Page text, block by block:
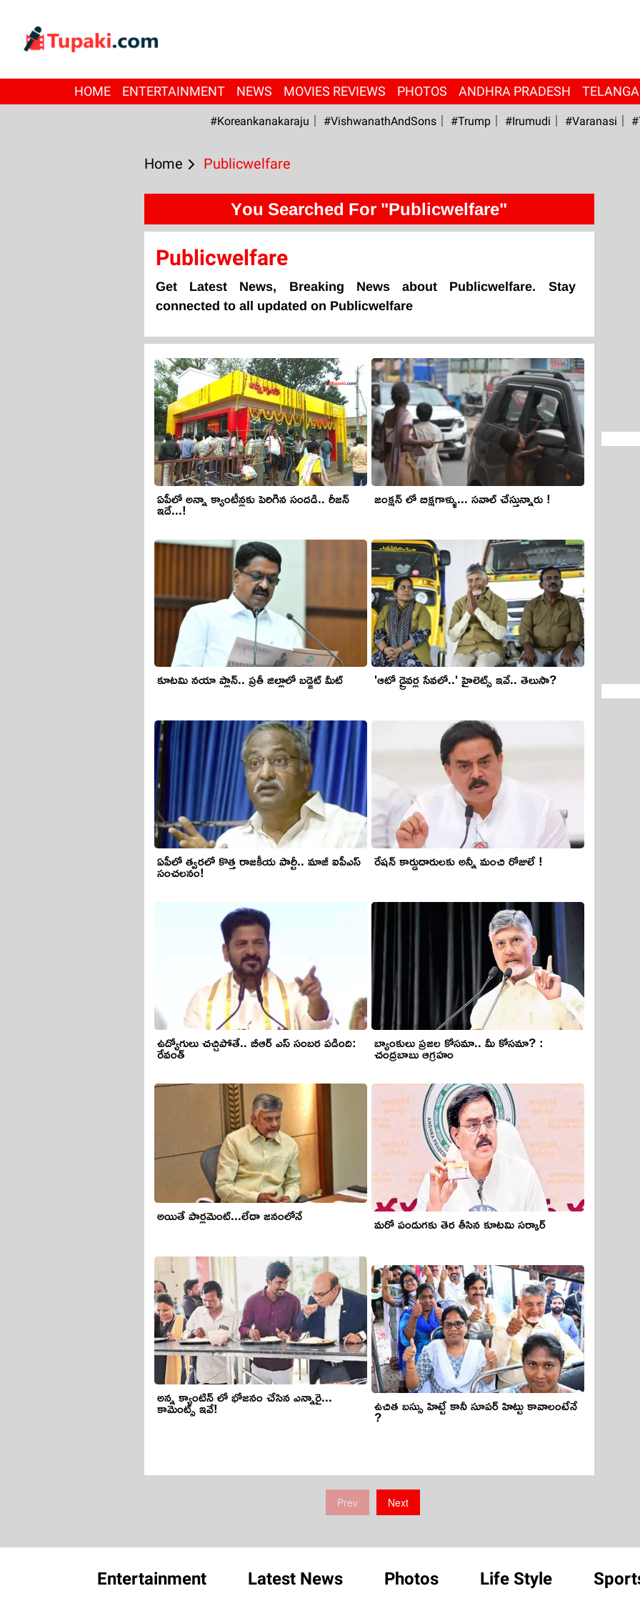
HOME ENTERTAINMENT NEWS MOVIES REVIEWS PHOTOS ANDHRA PRADESH
#Koreankanakaraju #VishwanathAndSons #Trump #irumudi #Varanasi
Home Publicwelfare
You Searched For "Publicwelfare"
Publicwelfare
Get Latest News, Breaking News about Publicwelfare. Stay
connected to all updated on Publicwelfare
ఏపీలో అన్నా క్యాంటీన్ల‌కు పెరిగిన సంద‌డి.. రీజ‌న్
ఇదే...!
కూటమి నయా ప్లాన్.. ప్రతీ జిల్లాలో బడ్జెట్ మీట్
ఏపీలో త్వరలో కొత్త రాజకీయ పార్టీ.. మాజీ ఐపీఎస్
సంచలనం!
ఉద్యోగులు చ‌చ్చిపోతే.. బీఆర్ ఎస్ సంబ‌ర ప‌డింది:
రేవంత్
అయితే పార్లమెంట్...లేదా జనంలోనే
అన్న క్యాంటిన్ లో భోజనం చేసిన ఎన్నారై...
కామెంట్స్ ఇవే!
జంక్షన్ లో బిక్షగాళ్ళు... సవాల్ చేస్తున్నారు !
'ఆటో డ్రైవ‌ర్ల సేవ‌లో..' హైలెట్స్ ఇవే.. తెలుసా?
రేషన్ కార్డుదారులకు అన్నీ మంచి రోజులే !
బ్యాంకులు ప్ర‌జ‌ల కోస‌మా.. మీ కోస‌మా? :
చంద్ర‌బాబు ఆగ్ర‌హం
మరో పండుగకు తెర తీసిన కూటమి సర్కార్
ఉచిత బస్సు హిట్టే కానీ సూపర్ హిట్టు కావాలంటేనే
?
Prev Next
Entertainment Latest News Photos Life Style